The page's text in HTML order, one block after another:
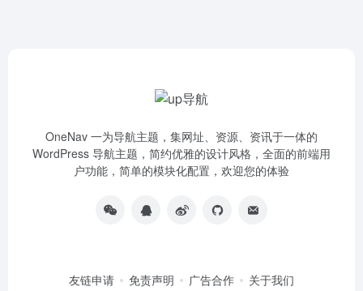
OneNav 一为导航主题，集网址、资源、资讯于一体的
WordPress 导航主题，简约优雅的设计风格，全面的前端用
户功能，简单的模块化配置，欢迎您的体验
友链申请 免责声明 广告合作 关于我们